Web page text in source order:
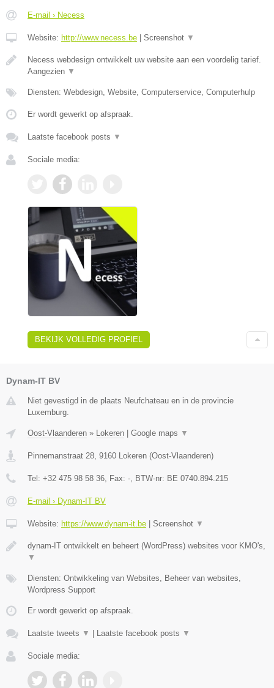
E-mail › Necess
Website: http://www.necess.be Screenshot ▼
Necess webdesign ontwikkelt uw website aan een voordelig tarief.
Aangezien ▼
Diensten: Webdesign, Website, Computerservice, Computerhulp
Er wordt gewerkt op afspraak.
Laatste facebook posts ▼
Sociale media:
BEKIJK VOLLEDIG PROFIEL
Dynam-IT BV
Niet gevestigd in de plaats Neufchateau en in de provincie
Luxemburg.
Oost-Vlaanderen » Lokeren Google maps ▼
Pinnemanstraat 28, 9160 Lokeren (Oost-Vlaanderen)
Tel: +32 475 98 58 36, Fax: -, BTW-nr: BE 0740.894.215
E-mail › Dynam-IT BV
Website: https://www.dynam-it.be Screenshot ▼
dynam-IT ontwikkelt en beheert (WordPress) websites voor KMO's,
▼
Diensten: Ontwikkeling van Websites, Beheer van websites,
Wordpress Support
Er wordt gewerkt op afspraak.
Laatste tweets ▼ Laatste facebook posts ▼
Sociale media: